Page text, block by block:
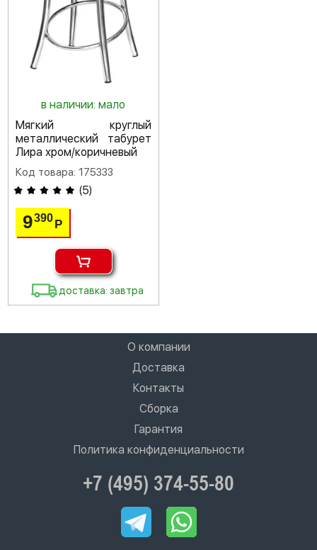
в наличии: мало
Мягкий круглый
металлический табурет
Лира хром/коричневый
Код товара: 175333
(5)
9390 Р
доставка: завтра
О компании
Доставка
Контакты
Сборка
Гарантия
Политика конфиденциальности
+7 (495) 374-55-80